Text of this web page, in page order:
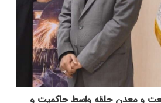
و معدن حلقه واسط حاكمیت و